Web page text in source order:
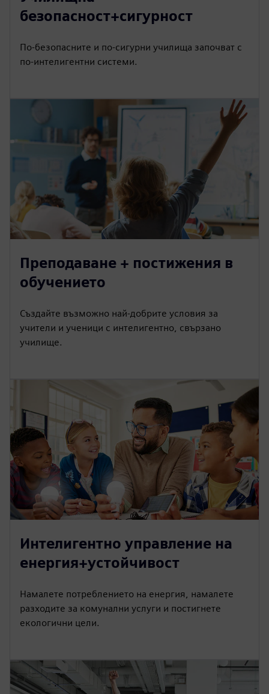
безопасност+сигурност
По-безопасните и по-сигурни училища започват с
по-интелигентни системи.
Преподаване + постижения в
обучението
Създайте възможно най-добрите условия за
учители и ученици с интелигентно, свързано
училище.
Интелигентно управление на
енергия+устойчивост
Намалете потреблението на енергия, намалете
разходите за комунални услуги и постигнете
екологични цели.